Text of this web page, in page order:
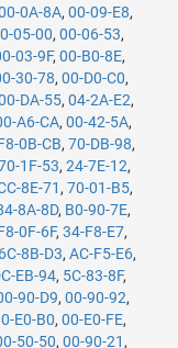
0A-8A, 00-09-E8,
05-00, 00-06-53,
03-9F, 00-B0-8E,
30-78, 00-D0-C0,
DA-55, 04-2A-E2,
A6-CA, 00-42-5A,
0B-CB, 70-DB-98,
1F-53, 24-7E-12,
8E-71 , 70-01-B5,
8A-8D, B0-90-7E,
0F-6F, 34-F8-E7,
6C-8B-D3, AC-F5-E6,
EB-94, 5C-83-8F,
90-D9, 00-90-92,
E0-B0, 00-E0-FE,
50-50, 00-90-21 ,